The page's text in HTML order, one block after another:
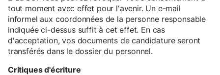
tout moment avec effet pour l'avenir. Un e-mail
informel aux coordonnées de la personne responsable
indiquée ci-dessus suffit à cet effet. En cas
d'acceptation, vos documents de candidature seront
transférés dans le dossier du personnel.
Critiques d'écriture